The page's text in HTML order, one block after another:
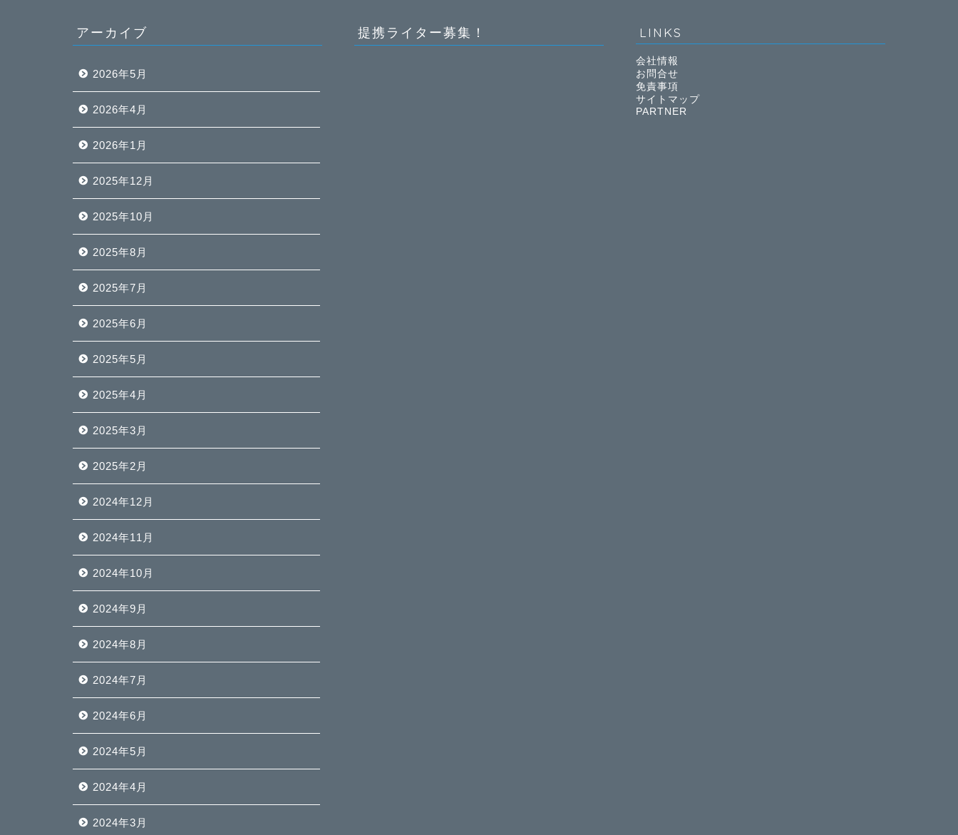
アーカイブ
2026年5月
2026年4月
2026年1月
2025年12月
2025年10月
2025年8月
2025年7月
2025年6月
2025年5月
2025年4月
2025年3月
2025年2月
2024年12月
2024年11月
2024年10月
2024年9月
2024年8月
2024年7月
2024年6月
2024年5月
2024年4月
2024年3月
提携ライター募集！ LINKS
会社情報
お問合せ
免責事項
サイトマップ
PARTNER